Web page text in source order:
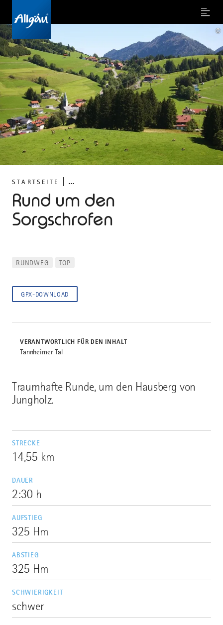
Menu
STARTSEITE ...
Rund um den
Sorgschrofen
©
Traumhafte Runde, um den Hausberg von
Jungholz.
STRECKE
14,55 km
DAUER
2:30 h
AUFSTIEG
325 Hm
ABSTIEG
325 Hm
SCHWIERIGKEIT
schwer
RUNDWEG TOP
GPX-DOWNLOAD
VERANTWORTLICH FÜR DEN INHALT
Tannheimer Tal